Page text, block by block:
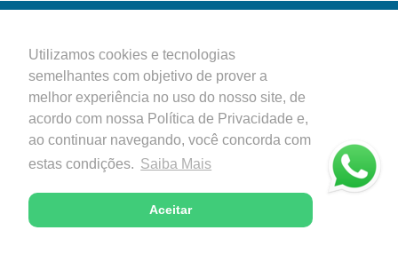
Utilizamos cookies e tecnologias
semelhantes com objetivo de prover a
melhor experiência no uso do nosso site, de
acordo com nossa Política de Privacidade e,
ao continuar navegando, você concorda com
estas condições. Saiba Mais
Aceitar